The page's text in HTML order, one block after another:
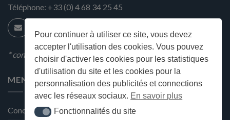
Pour continuer à utiliser ce site, vous devez
accepter l'utilisation des cookies. Vous pouvez
choisir d'activer les cookies pour les statistiques
d'utilisation du site et les cookies pour la
personnalisation des publicités et connections
avec les réseaux sociaux. En savoir plus
Fonctionnalités du site
Fonctionnalités du site
Téléphone: +33 (0) 4 68 34 25 45
* condition en magasin
MENU
Conditions générales de ventes